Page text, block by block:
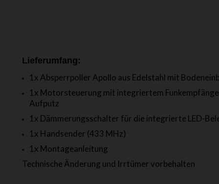
Lieferumfang:
1x Absperrpoller Apollo aus Edelstahl mit
1x Motorsteuerung mit integriertem
Aufputz
1x Dämmerungsschalter für die integrierte LED-
1x Handsender (433 MHz)
1x Montageanleitung
Technische Änderung und Irrtümer vorbehalten